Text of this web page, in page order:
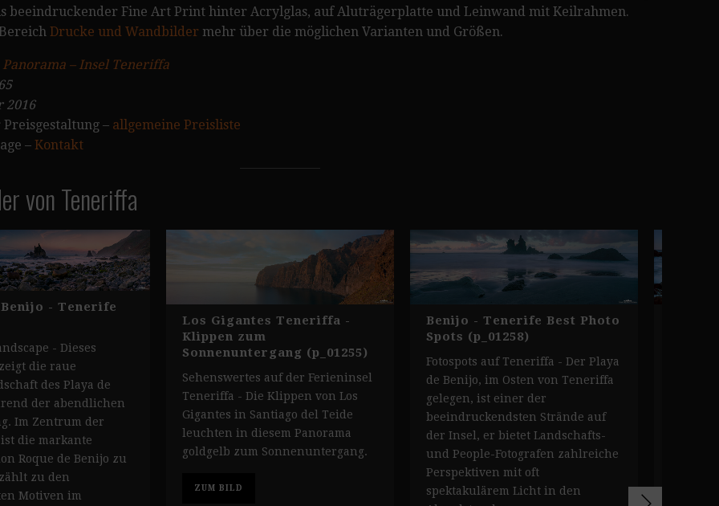
beeindruckender Fine Art Print hinter Acrylglas, auf Aluträgerplatte und Leinwand mit Keilrahmen.
Drucke und Wandbilder mehr über die möglichen Varianten und Größen.
Panorama – Insel Teneriffa
2016
– allgemeine Preisliste
– Kontakt
von Teneriffa
- Tenerife
- Dieses
die raue
des Playa de
der abendlichen
Im Zentrum der
die markante
Roque de Benijo zu
zu den
Motiven im
Los Gigantes Teneriffa -
Klippen zum
Sonnenuntergang (p_01255)
Sehenswertes auf der Ferieninsel
Teneriffa - Die Klippen von Los
Gigantes in Santiago del Teide
leuchten in diesem Panorama
goldgelb zum Sonnenuntergang.
ZUM BILD
Benijo - Tenerife Best Photo
Spots (p_01258)
Fotospots auf Teneriffa - Der Playa
de Benijo, im Osten von Teneriffa
gelegen, ist einer der
beeindruckendsten Strände auf
der Insel, er bietet Landschafts-
und People-Fotografen zahlreiche
Perspektiven mit oft
spektakulärem Licht in den